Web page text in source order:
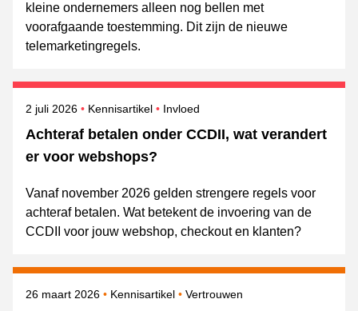
kleine ondernemers alleen nog bellen met
voorafgaande toestemming. Dit zijn de nieuwe
telemarketingregels.
Achteraf betalen onder CCDII, wat verandert
er voor webshops?
Gepubliceerd op
2 juli 2026 Kennisartikel Onderwerpen
Invloed
Vanaf november 2026 gelden strengere regels voor
achteraf betalen. Wat betekent de invoering van de
CCDII voor jouw webshop, checkout en klanten?
Gepubliceerd op
26 maart 2026 Kennisartikel Onderwerpen
Vertrouwen